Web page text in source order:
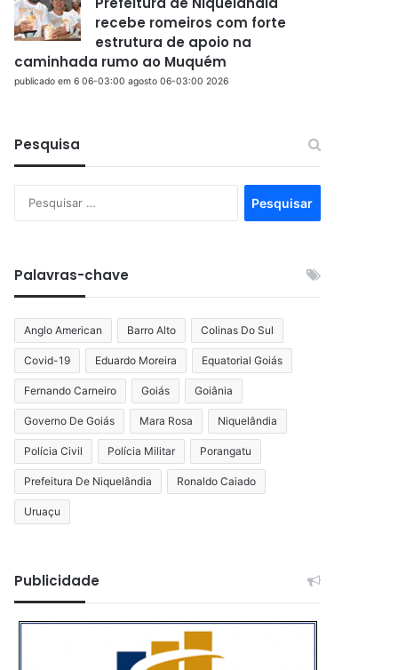
recebe romeiros com forte
estrutura de apoio na
caminhada rumo ao Muquém
publicado em 6 06-03:00 agosto 06-03:00 2026
Pesquisa
por:
Palavras-chave
Anglo American Barro Alto Colinas Do Sul
Covid-19 Eduardo Moreira Equatorial Goiás
Fernando Carneiro Goiás Goiânia
Governo De Goiás Mara Rosa Niquelândia
Polícia Civil Polícia Militar Porangatu
Prefeitura De Niquelândia Ronaldo Caiado
Uruaçu
Publicidade